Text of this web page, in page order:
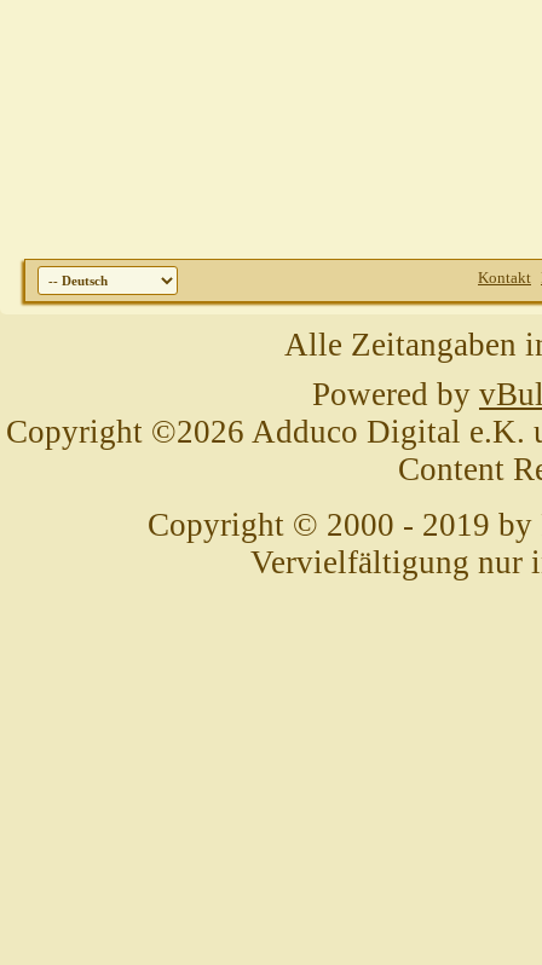
Kontakt
Alle Zeitangaben
Powered by
Copyright ©2026 Adduco Digital e.K.
Content
Copyright © 2000 - 2019 by
Vervielfältigung nur